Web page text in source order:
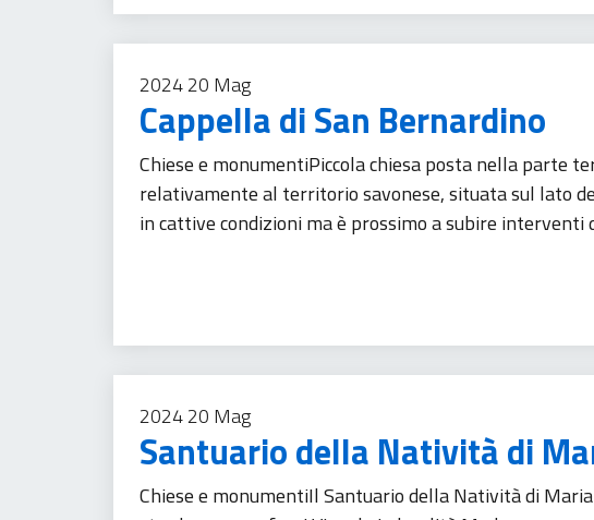
202420 Mag
Cappella di San Bernardino
Chiese e monumentiPiccola chiesa posta nella parte
relativamente al territorio savonese, situata sul lato
in cattive condizioni ma è prossimo a subire
202420 Mag
Santuario della Natività di
Chiese e monumentiIl Santuario della Natività di